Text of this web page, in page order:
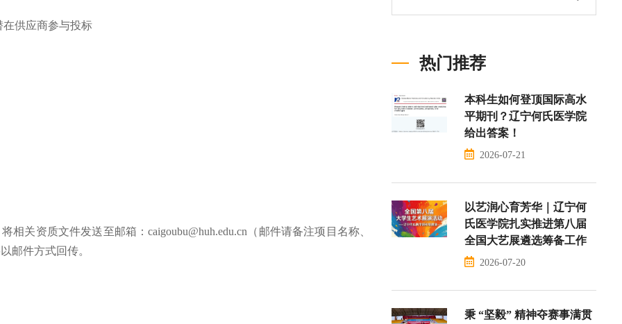
供应商参与投标
相关资质文件发送至邮箱：caigoubu@huh.edu.cn（邮件请备注项目名称
邮件方式回传。
热门推荐
本科生如何登顶国际高水
平期刊？辽宁何氏医学院
给出答案！
2026-07-21
以艺润心育芳华｜辽宁何
氏医学院扎实推进第八届
全国大艺展遴选筹备工作
2026-07-20
秉 “坚毅” 精神夺赛事满贯